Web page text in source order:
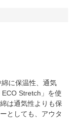
に保温性、通気
Stretch」を使
は通気性よりも保
としても、アウタ